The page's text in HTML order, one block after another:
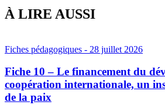
À LIRE AUSSI
Fiches pédagogiques - 28 juillet 2026
Fiche 10 – Le financement du
coopération internationale, un
de la paix